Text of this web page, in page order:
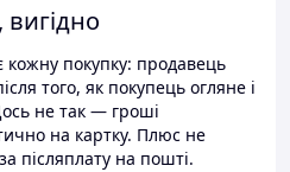
кожну покупку: продавець
того, як покупець огляне і
не так — гроші
на картку. Плюс не
післяплату на пошті.